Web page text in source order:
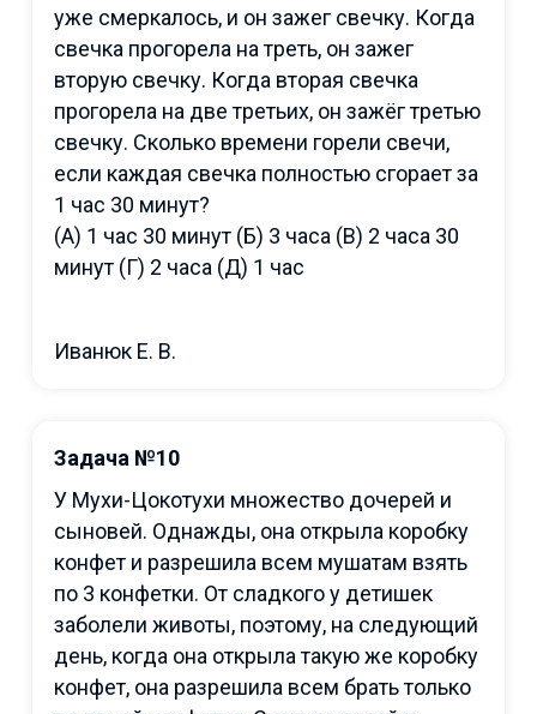
уже смеркалось, и он зажег свечку. Когда
свечка прогорела на треть, он зажег
вторую свечку. Когда вторая свечка
прогорела на две третьих, он зажёг третью
свечку. Сколько времени горели свечи,
если каждая свечка полностью сгорает за
1 час 30 минут?
(А) 1 час 30 минут (Б) 3 часа (В) 2 часа 30
минут (Г) 2 часа (Д) 1 час
Иванюк Е. В.
Задача №10
У Мухи-Цокотухи множество дочерей и
сыновей. Однажды, она открыла коробку
конфет и разрешила всем мушатам взять
по 3 конфетки. От сладкого у детишек
заболели животы, поэтому, на следующий
день, когда она открыла такую же коробку
конфет, она разрешила всем брать только